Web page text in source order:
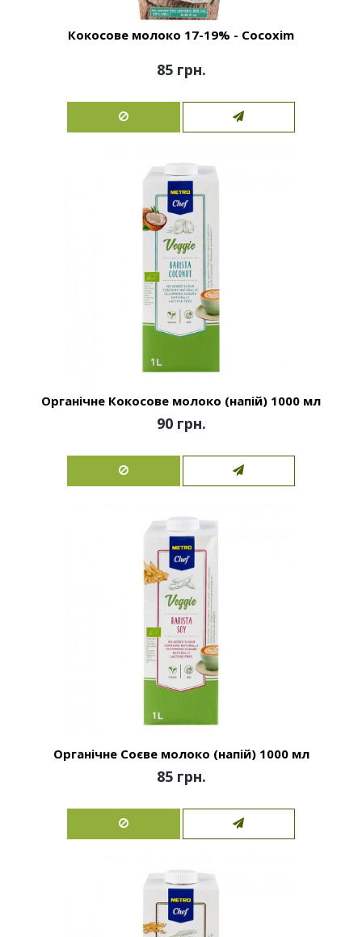
Кокосове молоко 17-19% - Cocoxim
85 грн.
Органічне Кокосове молоко (напій) 1000 мл
90 грн.
Органічне Соєве молоко (напій) 1000 мл
85 грн.